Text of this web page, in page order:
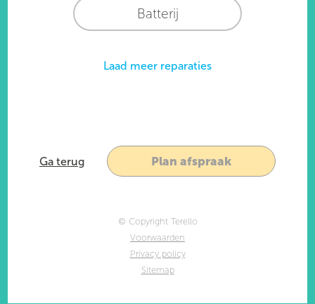
Batterij
Laad meer reparaties
Ga terug Plan afspraak
© Copyright Terello
Voorwaarden
Privacy policy
Sitemap